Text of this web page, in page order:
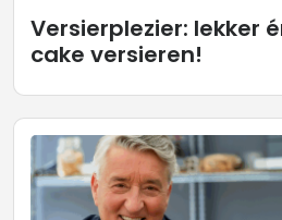
Versierplezier: lekker
cake versieren!